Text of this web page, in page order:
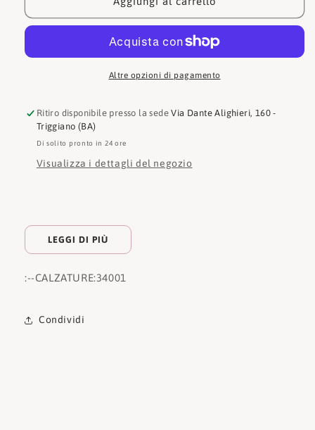
Altre opzioni di pagamento
Ritiro disponibile presso la sedeVia Dante Alighieri, 160 -
Triggiano (BA)
Di solito pronto in 24 ore
Visualizza i dettagli del negozio
LEGGI DI PIÙ
:--CALZATURE:34001
Condividi